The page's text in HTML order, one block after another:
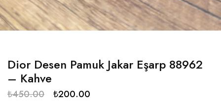
Dior Desen Pamuk Jakar Eşarp 88962
– Kahve
₺450.00 ₺200.00